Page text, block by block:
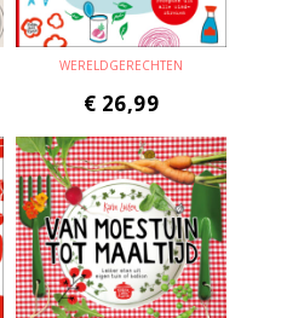
WERELDGERECHTEN
€ 26,99